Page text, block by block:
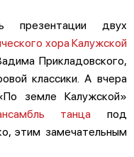
презентации двух
хора Калужской
Прикладовского,
классики. А вчера
земле Калужской»
танца под
этим замечательным